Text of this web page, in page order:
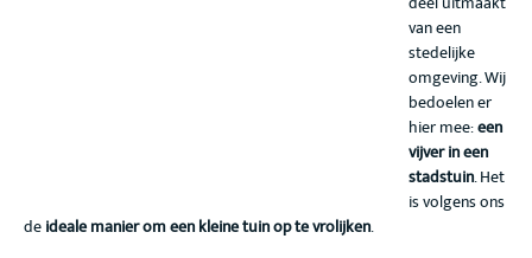
van een
stedelijke
omgeving. Wij
bedoelen er
hier mee:een
vijver in een
stadstuin. Het
is volgens ons
deideale manier om een kleine tuin op te vrolijken.